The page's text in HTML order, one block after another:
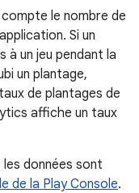
le nombre de
Si un
un jeu pendant la
un plantage,
de plantages de
affiche un taux
données sont
de la Play Console.